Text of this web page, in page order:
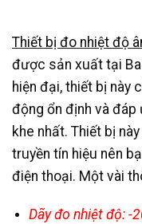
Thiết bị đo nhiệt độ
được sản xuất tại Ba
hiện đại, thiết bị này
động ổn định và
khe nhất. Thiết bị
truyền tín hiệu nên
điện thoại. Một vài
Dãy đo nhiệt độ: -